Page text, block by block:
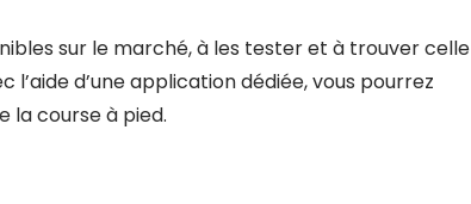
sur le marché, à les tester et à trouver celle
d’une application dédiée, vous pourrez
la course à pied.